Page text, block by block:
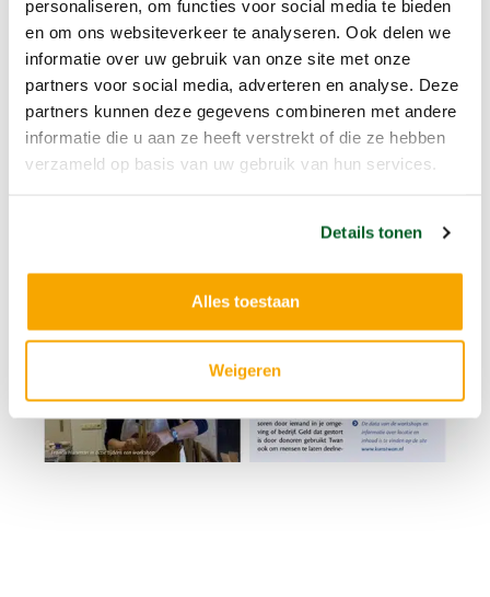
personaliseren, om functies voor social media te bieden
en om ons websiteverkeer te analyseren. Ook delen we
informatie over uw gebruik van onze site met onze
partners voor social media, adverteren en analyse. Deze
partners kunnen deze gegevens combineren met andere
informatie die u aan ze heeft verstrekt of die ze hebben
verzameld op basis van uw gebruik van hun services.
Details tonen
Alles toestaan
Weigeren